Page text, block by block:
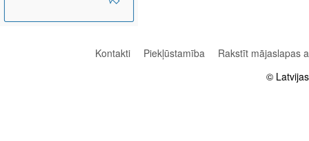
Kontakti Piekļūstamība
Rakstīt mājaslapas
©